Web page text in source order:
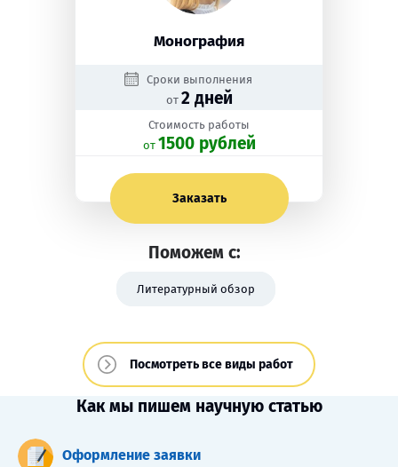
Монография
Сроки выполнения
от 2 дней
Стоимость работы
oт 1500 рублей
Заказать
Поможем с:
Литературный обзор
Посмотреть все виды работ
Как мы пишем научную статью
Оформление заявки